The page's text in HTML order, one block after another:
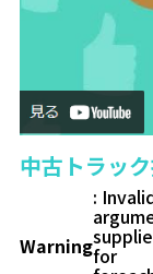
中古トラッ
Warning
:
for